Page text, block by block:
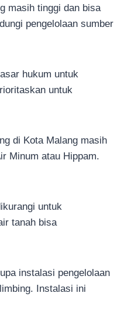
masih tinggi dan bisa
pengelolaan sumber
hukum untuk
untuk
di Kota Malang masih
Minum atau Hippam.
untuk
tanah bisa
instalasi pengelolaan
Instalasi ini